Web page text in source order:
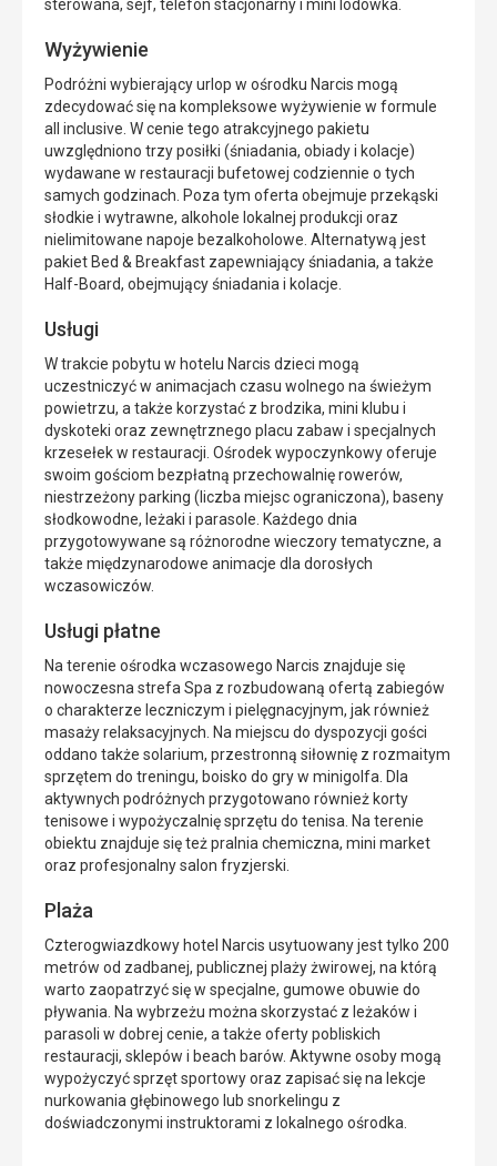
sterowana, sejf, telefon stacjonarny i mini lodówka.
Wyżywienie
Podróżni wybierający urlop w ośrodku Narcis mogą
zdecydować się na kompleksowe wyżywienie w formule
all inclusive. W cenie tego atrakcyjnego pakietu
uwzględniono trzy posiłki (śniadania, obiady i kolacje)
wydawane w restauracji bufetowej codziennie o tych
samych godzinach. Poza tym oferta obejmuje przekąski
słodkie i wytrawne, alkohole lokalnej produkcji oraz
nielimitowane napoje bezalkoholowe. Alternatywą jest
pakiet Bed & Breakfast zapewniający śniadania, a także
Half-Board, obejmujący śniadania i kolacje.
Usługi
W trakcie pobytu w hotelu Narcis dzieci mogą
uczestniczyć w animacjach czasu wolnego na świeżym
powietrzu, a także korzystać z brodzika, mini klubu i
dyskoteki oraz zewnętrznego placu zabaw i specjalnych
krzesełek w restauracji. Ośrodek wypoczynkowy oferuje
swoim gościom bezpłatną przechowalnię rowerów,
niestrzeżony parking (liczba miejsc ograniczona), baseny
słodkowodne, leżaki i parasole. Każdego dnia
przygotowywane są różnorodne wieczory tematyczne, a
także międzynarodowe animacje dla dorosłych
wczasowiczów.
Usługi płatne
Na terenie ośrodka wczasowego Narcis znajduje się
nowoczesna strefa Spa z rozbudowaną ofertą zabiegów
o charakterze leczniczym i pielęgnacyjnym, jak również
masaży relaksacyjnych. Na miejscu do dyspozycji gości
oddano także solarium, przestronną siłownię z rozmaitym
sprzętem do treningu, boisko do gry w minigolfa. Dla
aktywnych podróżnych przygotowano również korty
tenisowe i wypożyczalnię sprzętu do tenisa. Na terenie
obiektu znajduje się też pralnia chemiczna, mini market
oraz profesjonalny salon fryzjerski.
Plaża
Czterogwiazdkowy hotel Narcis usytuowany jest tylko 200
metrów od zadbanej, publicznej plaży żwirowej, na którą
warto zaopatrzyć się w specjalne, gumowe obuwie do
pływania. Na wybrzeżu można skorzystać z leżaków i
parasoli w dobrej cenie, a także oferty pobliskich
restauracji, sklepów i beach barów. Aktywne osoby mogą
wypożyczyć sprzęt sportowy oraz zapisać się na lekcje
nurkowania głębinowego lub snorkelingu z
doświadczonymi instruktorami z lokalnego ośrodka.